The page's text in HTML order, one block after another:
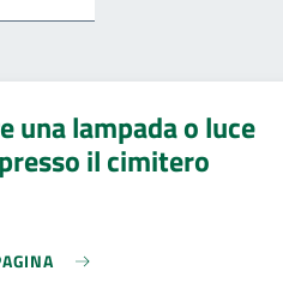
una lampada o luce
il cimitero